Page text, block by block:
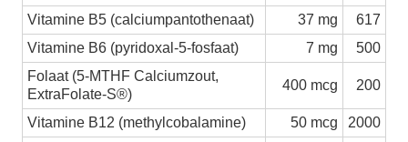
Vitamine B5 (calciumpantothenaat) 37 mg
617
Vitamine B6 (pyridoxal-5-fosfaat)
7 mg
500
Folaat (5-MTHF Calciumzout,
ExtraFolate-S®)
400 mcg 200
Vitamine B12 (methylcobalamine) 50 mcg
2000